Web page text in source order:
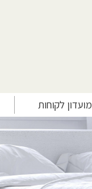
מועדון לקוחות